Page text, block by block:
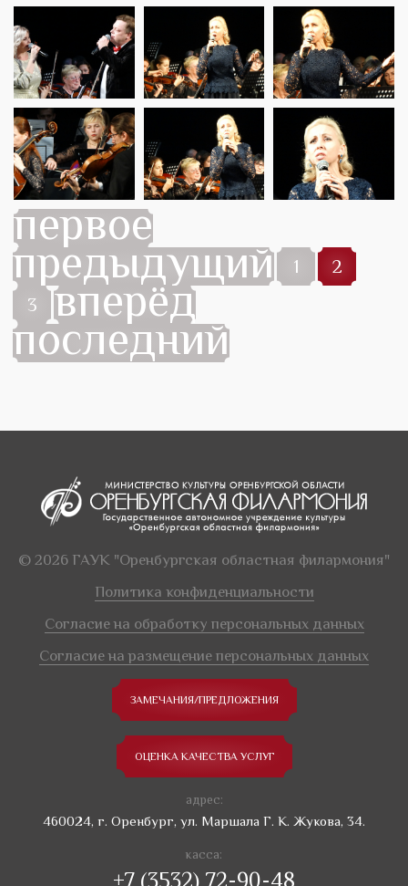
первое
предыдущий 1
2
3
вперёд
последний
© 2026 ГАУК "Оренбургская областная филармония"
Политика конфиденциальности
Согласие на обработку персональных данных
Согласие на размещение персональных данных
ЗАМЕЧАНИЯ/ПРЕДЛОЖЕНИЯ
ОЦЕНКА КАЧЕСТВА УСЛУГ
адрес:
460024, г. Оренбург, ул. Маршала Г. К. Жукова, 34.
касса:
+7 (3532) 72-90-48